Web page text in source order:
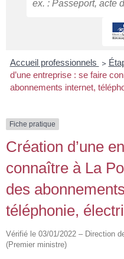
Accueil professionnels >
d’une entreprise : se faire
abonnements internet,
Fiche pratique
Création d’une
connaître à La
des
téléphonie,
Vérifié le 03/01/2022 – Direction
(Premier ministre)